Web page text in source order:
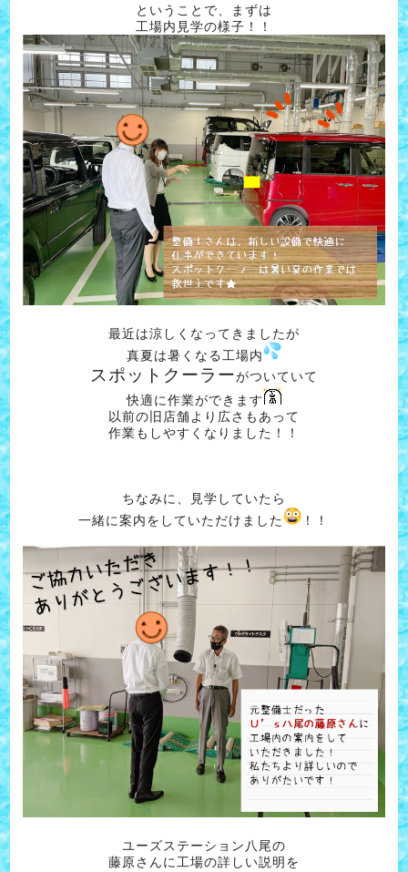
ということで、まずは
工場内見学の様子！！
最近は涼しくなってきましたが
真夏は暑くなる工場内
スポットクーラーがついていて
快適に作業ができます
以前の旧店舗より広さもあって
作業もしやすくなりました！！
ちなみに、見学していたら
一緒に案内をしていただけました
！！
ユーズステーション八尾の
藤原さんに工場の詳しい説明を